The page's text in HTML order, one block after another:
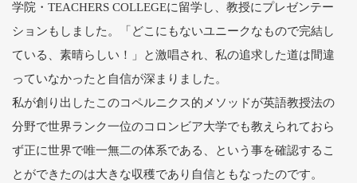
学院・TEACHERS COLLEGEに留学し、教授にプレゼンテー
ションもしました。「どこにもないユニークなもので完結し
ている、素晴らしい！」と激唱され、私の追求した道は間違
っていなかったと自信が深まりました。
私が創り出したこのコペルニクス的メソッドが英語教授法の
分野で世界ランク一位のコロンビア大学でも教えられておら
ず正に世界で唯一無二の体系である、という事を確認するこ
とができたのは大きな収穫であり自信ともなったのです。